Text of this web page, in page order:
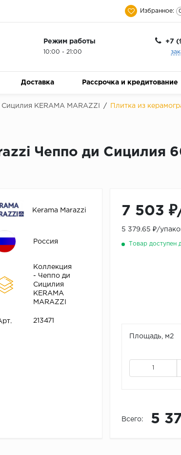
Избранное:
Режим работы
10:00 - 21:00
+7
Доставка Рассрочка и кредитование
Сицилия KЕRАМА МАRАZZI /
Плитка из
Чеппо ди Сицилия
Kerama Marazzi
Россия
Коллекция
- Чеппо ди
Сицилия
KЕRАМА
МАRАZZI
213471
7 503
5 379.65 ₽/
Товар доступен
Площадь, м2
Всего: 5